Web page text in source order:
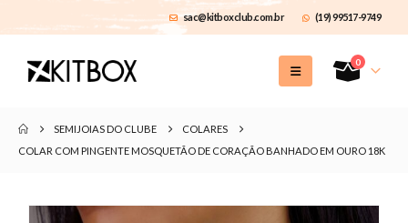
sac@kitboxclub.com.br (19) 99517-9749
0
SEMIJOIAS DO CLUBE
COLARES
COLAR COM PINGENTE MOSQUETÃO DE CORAÇÃO BANHADO EM OURO 18K